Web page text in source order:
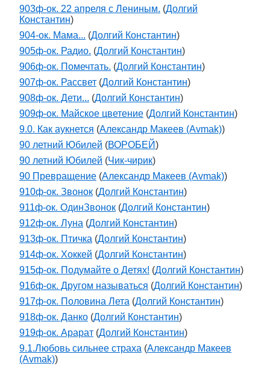
903ф-ок. 22 апреля с Лениным. (Долгий
Константин)
904-ок. Мама... (Долгий Константин)
905ф-ок. Радио. (Долгий Константин)
906ф-ок. Помечтать. (Долгий Константин)
907ф-ок. Рассвет (Долгий Константин)
908ф-ок. Дети... (Долгий Константин)
909ф-ок. Майское цветение (Долгий Константин)
9.0. Как аукнется (Александр Макеев (Avmak))
90 летний Юбилей (ВОРОБЕЙ)
90 летний Юбилей (Чик-чирик)
90 Превращение (Александр Макеев (Avmak))
910ф-ок. Звонок (Долгий Константин)
911ф-ок. ОдинЗвонок (Долгий Константин)
912ф-ок. Луна (Долгий Константин)
913ф-ок. Птичка (Долгий Константин)
914ф-ок. Хоккей (Долгий Константин)
915ф-ок. Подумайте о Детях! (Долгий Константин)
916ф-ок. Другом называться (Долгий Константин)
917ф-ок. Половина Лета (Долгий Константин)
918ф-ок. Данко (Долгий Константин)
919ф-ок. Арарат (Долгий Константин)
9.1.Любовь сильнее страха (Александр Макеев
(Avmak))